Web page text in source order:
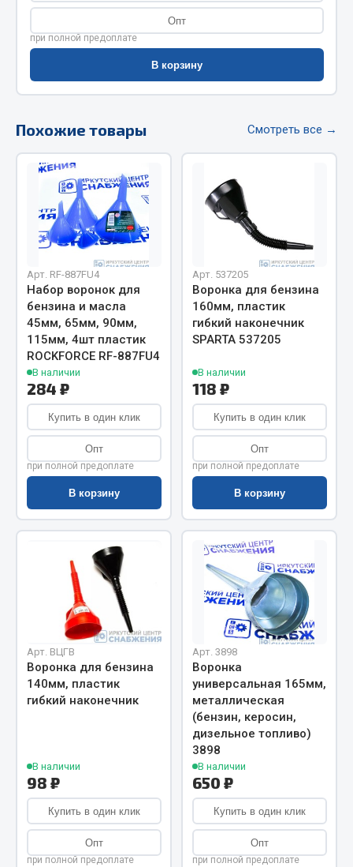
Весь раздел
РТИ
Кольца уплотнительные
Лента конвейерная
Манжеты
Патрубки
Прокладки
Рукава высокого давления
Показать ещё
Весь раздел
Автомобильная электрика
Блоки реле и предохранителей
Выключатели и переключатели клавишные
Выключатели кнопочные
Выключатель массы
Изолента
Показать ещё
Весь раздел
Запчасти на полуприцепы
Амортизаторы для полуприцепов
Весь раздел
Запчасти КамАЗ
Опт
при полной предоплате
В корзину
Похожие товары Смотреть все →
Арт. RF-887FU4
Набор воронок для
бензина и масла
45мм, 65мм, 90мм,
115мм, 4шт пластик
ROCKFORCE RF-887FU4
В наличии
284 ₽
Купить в один клик
Опт
при полной предоплате
В корзину
Арт. 537205
Воронка для бензина
160мм, пластик
гибкий наконечник
SPARTA 537205
В наличии
118 ₽
Купить в один клик
Опт
при полной предоплате
В корзину
Арт. ВЦГВ
Воронка для бензина
140мм, пластик
гибкий наконечник
В наличии
98 ₽
Купить в один клик
Опт
при полной предоплате
Арт. 3898
Воронка
универсальная 165мм,
металлическая
(бензин, керосин,
дизельное топливо)
3898
В наличии
650 ₽
Купить в один клик
Опт
при полной предоплате